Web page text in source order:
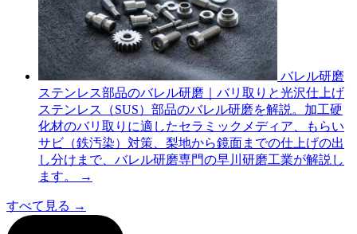
バレル研磨
ステンレス部品のバレル研磨｜バリ取りと光沢仕上げ
ステンレス（SUS）部品のバレル研磨を解説。加工硬
化材のバリ取りに適したセラミックメディア、もらい
サビ（鉄汚染）対策、梨地から鏡面までの仕上げの出
し分けまで、バレル研磨専門の早川研磨工業が解説し
ます。
→
すべて見る →